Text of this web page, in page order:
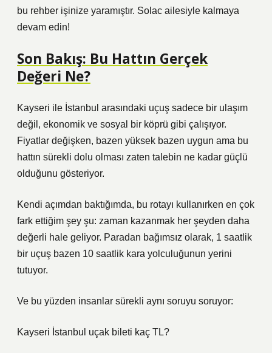
bu rehber işinize yaramıştır. Solac ailesiyle kalmaya
devam edin!
Son Bakış: Bu Hattın Gerçek
Değeri Ne?
Kayseri ile İstanbul arasındaki uçuş sadece bir ulaşım
değil, ekonomik ve sosyal bir köprü gibi çalışıyor.
Fiyatlar değişken, bazen yüksek bazen uygun ama bu
hattın sürekli dolu olması zaten talebin ne kadar güçlü
olduğunu gösteriyor.
Kendi açımdan baktığımda, bu rotayı kullanırken en çok
fark ettiğim şey şu: zaman kazanmak her şeyden daha
değerli hale geliyor. Paradan bağımsız olarak, 1 saatlik
bir uçuş bazen 10 saatlik kara yolculuğunun yerini
tutuyor.
Ve bu yüzden insanlar sürekli aynı soruyu soruyor:
Kayseri İstanbul uçak bileti kaç TL?